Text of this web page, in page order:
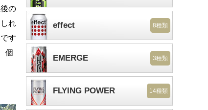
の
れ
す
個
effect 8種類
EMERGE 3種類
FLYING POWER 14種類